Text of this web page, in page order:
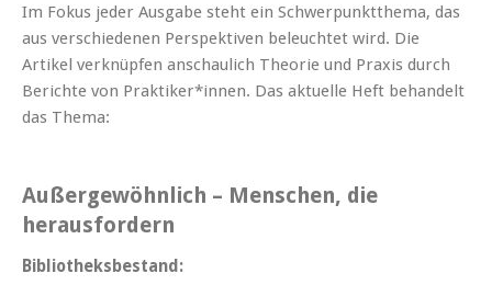
Im Fokus jeder Ausgabe steht ein Schwerpunktthema, das
aus verschiedenen Perspektiven beleuchtet wird. Die
Artikel verknüpfen anschaulich Theorie und Praxis durch
Berichte von Praktiker*innen. Das aktuelle Heft behandelt
das Thema:
Außergewöhnlich – Menschen, die
herausfordern
Bibliotheksbestand: